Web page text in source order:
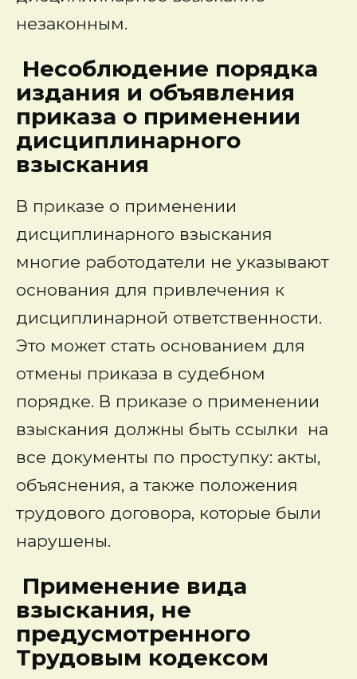
незаконным.
Несоблюдение порядка
издания и объявления
приказа о применении
дисциплинарного
взыскания
В приказе о применении
дисциплинарного взыскания
многие работодатели не указывают
основания для привлечения к
дисциплинарной ответственности.
Это может стать основанием для
отмены приказа в судебном
порядке. В приказе о применении
взыскания должны быть ссылки на
все документы по проступку: акты,
объяснения, а также положения
трудового договора, которые были
нарушены.
Применение вида
взыскания, не
предусмотренного
Трудовым кодексом